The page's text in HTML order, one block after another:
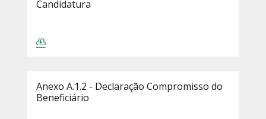
Candidatura
Anexo A.1.2 - Declaração Compromisso do
Beneficiário